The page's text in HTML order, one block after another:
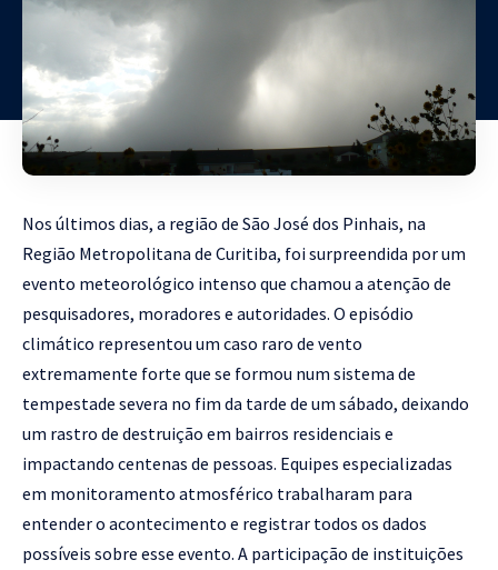
Nos últimos dias, a região de São José dos Pinhais, na
Região Metropolitana de Curitiba, foi surpreendida por um
evento meteorológico intenso que chamou a atenção de
pesquisadores, moradores e autoridades. O episódio
climático representou um caso raro de vento
extremamente forte que se formou num sistema de
tempestade severa no fim da tarde de um sábado, deixando
um rastro de destruição em bairros residenciais e
impactando centenas de pessoas. Equipes especializadas
em monitoramento atmosférico trabalharam para
entender o acontecimento e registrar todos os dados
possíveis sobre esse evento. A participação de instituições